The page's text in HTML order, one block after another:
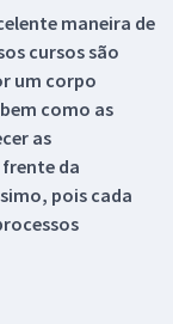
maneira de
cursos são
um corpo
como as
as
da
pois cada